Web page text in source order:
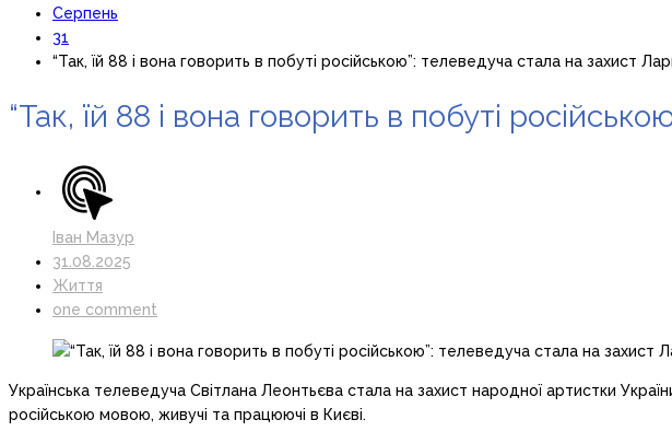
Серпень
31
“Так, їй 88 і вона говорить в побуті російською”: телеведуча стала на захист
“Так, їй 88 і вона говорить в побуті
Іван Мазур
31.08.2025
Життя
one comment
Українська телеведуча Світлана Леонтьєва стала на захист народної артистки
російською мовою, живучі та працюючі в Києві.